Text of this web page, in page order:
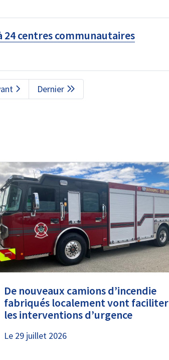
centres communautaires
Dernière
page
Dernier
De nouveaux camions d’incendie
fabriqués localement vont faciliter
les interventions d’urgence
Le 29 juillet 2026